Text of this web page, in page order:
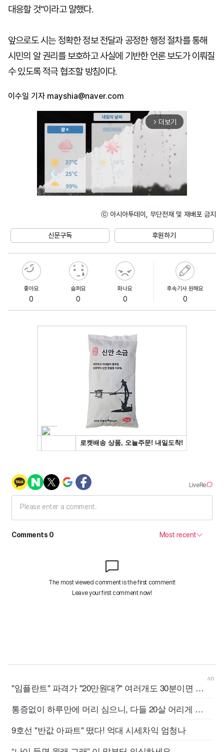
대응할 것"이라고 말했다.
앞으로도 시는 정확한 정보 전달과 공정한 행정 절차를 통해
시민의 알 권리를 보호하고 사실에 기반한 언론 보도가 이뤄질
수 있도록 적극 협조할 방침이다.
이수일 기자 mayshia@naver.com
arrow_forward_ios 더보기
ⓒ 아시아투데이, 무단전재 및 재배포 금지
신문구독 후원하기
좋아요
0
슬퍼요
0
화나요
0
후속기사 원해요
0